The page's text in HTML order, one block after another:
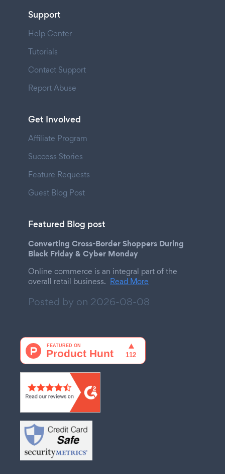
Support
Help Center
Tutorials
Contact Support
Report Abuse
Get Involved
Affiliate Program
Success Stories
Feature Requests
Guest Blog Post
Featured Blog post
Converting Cross-Border Shoppers During
Black Friday & Cyber Monday
Online commerce is an integral part of the
overall retail business. Read More
Posted by on 2026-08-08